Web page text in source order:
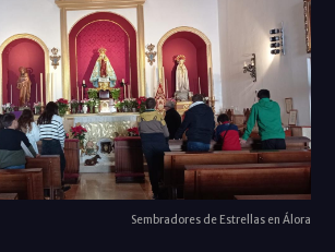
Sembradores de Estrellas en Álora